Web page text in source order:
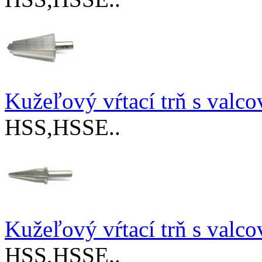
Kužeľový vŕtací trň s
HSS,HSSE..
Kužeľový vŕtací trň s
HSS,HSSE..